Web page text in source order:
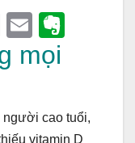
C
o
p
Li
E
m
ail
ot
mọi
người cao tuổi,
vitamin D